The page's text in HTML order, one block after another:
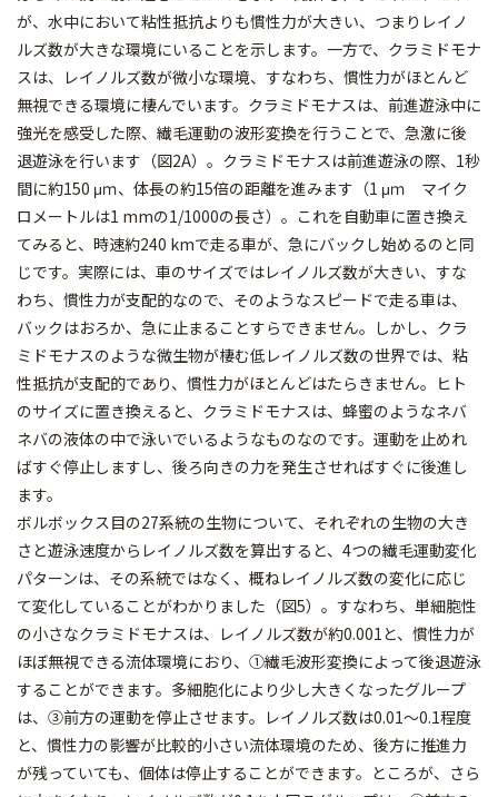
が、水中において粘性抵抗よりも慣性力が大きい、つまりレイノ
ルズ数が大きな環境にいることを示します。一方で、クラミドモナ
スは、レイノルズ数が微小な環境、すなわち、慣性力がほとんど
無視できる環境に棲んでいます。クラミドモナスは、前進遊泳中に
強光を感受した際、繊毛運動の波形変換を行うことで、急激に後
退遊泳を行います（図2A）。クラミドモナスは前進遊泳の際、1秒
間に約150 μｍ、体長の約15倍の距離を進みます（1 μｍ マイク
ロメートルは1 mmの1/1000の長さ）。これを自動車に置き換え
てみると、時速約240 kmで走る車が、急にバックし始めるのと同
じです。実際には、車のサイズではレイノルズ数が大きい、すな
わち、慣性力が支配的なので、そのようなスピードで走る車は、
バックはおろか、急に止まることすらできません。しかし、クラ
ミドモナスのような微生物が棲む低レイノルズ数の世界では、粘
性抵抗が支配的であり、慣性力がほとんどはたらきません。ヒト
のサイズに置き換えると、クラミドモナスは、蜂蜜のようなネバ
ネバの液体の中で泳いでいるようなものなのです。運動を止めれ
ばすぐ停止しますし、後ろ向きの力を発生させればすぐに後進し
ます。
ボルボックス目の27系統の生物について、それぞれの生物の大き
さと遊泳速度からレイノルズ数を算出すると、4つの繊毛運動変化
パターンは、その系統ではなく、概ねレイノルズ数の変化に応じ
て変化していることがわかりました（図5）。すなわち、単細胞性
の小さなクラミドモナスは、レイノルズ数が約0.001と、慣性力が
ほぼ無視できる流体環境におり、①繊毛波形変換によって後退遊泳
することができます。多細胞化により少し大きくなったグループ
は、③前方の運動を停止させます。レイノルズ数は0.01〜0.1程度
と、慣性力の影響が比較的小さい流体環境のため、後方に推進力
が残っていても、個体は停止することができます。ところが、さら